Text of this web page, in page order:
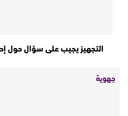
التجهيز يجيب على سؤال حول
جهوية